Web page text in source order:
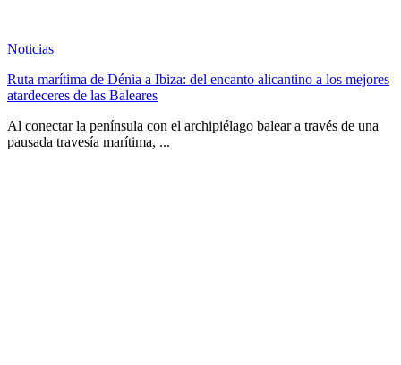
Noticias
Ruta marítima de Dénia a Ibiza: del encanto alicantino a los mejores
atardeceres de las Baleares
Al conectar la península con el archipiélago balear a través de una
pausada travesía marítima, ...